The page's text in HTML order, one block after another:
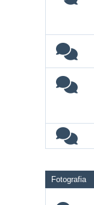
Fotografia